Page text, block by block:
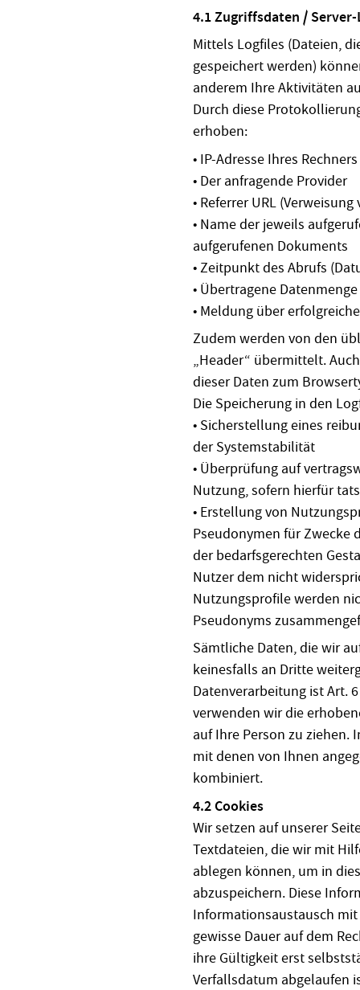
4.1 Zugriffsdaten /
Mittels Logfiles (Dateien,
gespeichert werden)
anderem Ihre Aktivitäten
Durch diese
erhoben:
• IP-Adresse Ihres
• Der anfragende Provider
• Referrer URL
• Name der jeweils
aufgerufenen Dokuments
• Zeitpunkt des Abrufs
• Übertragene Datenmenge
• Meldung über
Zudem werden von den
„Header“ übermittelt.
dieser Daten zum
Die Speicherung in den
• Sicherstellung eines
der Systemstabilität
• Überprüfung auf
Nutzung, sofern hierfür
• Erstellung von
Pseudonymen für Zwecke
der bedarfsgerechten
Nutzer dem nicht
Nutzungsprofile werden
Pseudonyms
Sämtliche Daten, die wir
keinesfalls an Dritte
Datenverarbeitung ist Art.
verwenden wir die
auf Ihre Person zu ziehen.
mit denen von Ihnen
kombiniert.
4.2 Cookies
Wir setzen auf unserer
Textdateien, die wir mit
ablegen können, um in
abzuspeichern. Diese
Informationsaustausch mit
gewisse Dauer auf dem
ihre Gültigkeit erst
Verfallsdatum abgelaufen